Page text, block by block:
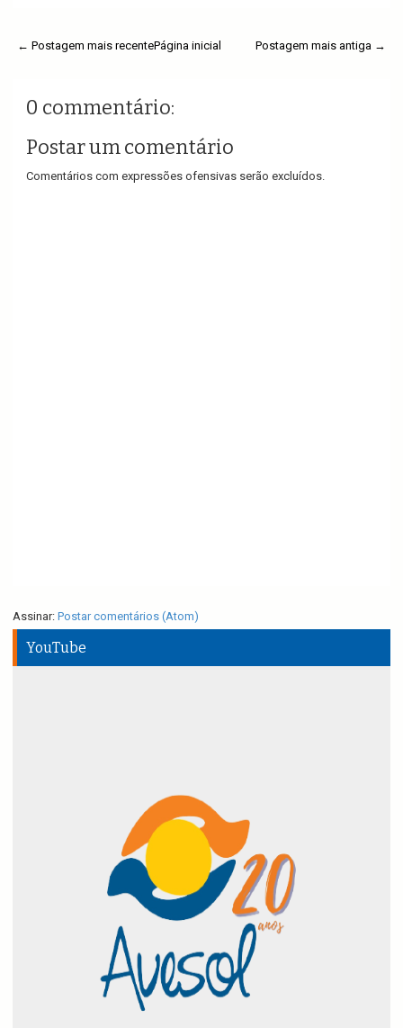
← Postagem mais recente Postagem mais antiga →
Página inicial
0 commentário:
Postar um comentário
Comentários com expressões ofensivas serão excluídos.
Assinar: Postar comentários (Atom)
YouTube